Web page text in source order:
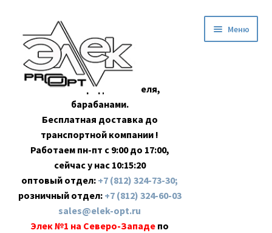
навигации
содержимому
Оптовая продажа кабеля,
барабанами.
Бесплатная доставка до
транспортной компании !
Работаем пн-пт с 9:00 до 17:00,
сейчас у нас 10:15:20
оптовый отдел: +7 (812) 324-73-30;
розничный отдел: +7 (812) 324-60-03
sales@elek-opt.ru
Элек №1 на Северо-Западе по
Меню